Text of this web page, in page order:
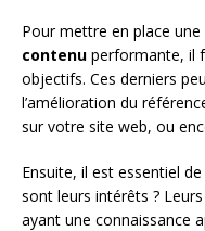
Pour mettre en place une
contenu performante, il
objectifs. Ces derniers
l’amélioration du
sur votre site web, ou
Ensuite, il est essentiel
sont leurs intérêts ?
ayant une connaissance